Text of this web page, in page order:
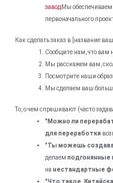
завод Мы
первоначального
Как сделать заказ в [название
Сообщите нам, что вам
Мы расскажем вам,
Посмотрите наши
Мы сделаем ваш
То, о чем спрашивают (часто
"Можно ли
для переработки
"Ты можешь
делаемподгонянные
нанестандартные
"Что такое,